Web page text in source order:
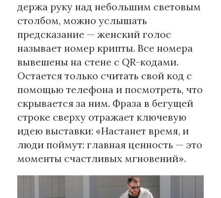
держа руку над небольшим световым
столбом, можно услышать
предсказание — женский голос
называет номер крипты. Все номера
вывешены на стене с QR-кодами.
Остается только считать свой код с
помощью телефона и посмотреть, что
скрывается за ним. Фраза в бегущей
строке сверху отражает ключевую
идею выставки: «Настанет время, и
люди поймут: главная ценность — это
моменты счастливых мгновений».